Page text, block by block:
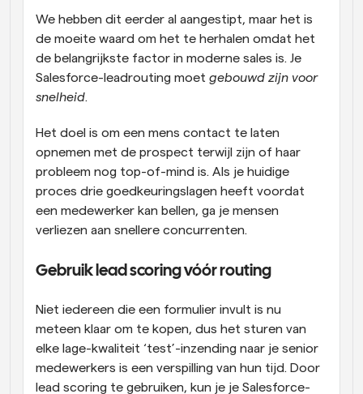
We hebben dit eerder al aangestipt, maar het is
de moeite waard om het te herhalen omdat het
de belangrijkste factor in moderne sales is. Je
Salesforce-leadrouting moet gebouwd zijn voor
snelheid.
Het doel is om een mens contact te laten
opnemen met de prospect terwijl zijn of haar
probleem nog top-of-mind is. Als je huidige
proces drie goedkeuringslagen heeft voordat
een medewerker kan bellen, ga je mensen
verliezen aan snellere concurrenten.
Gebruik lead scoring vóór routing
Niet iedereen die een formulier invult is nu
meteen klaar om te kopen, dus het sturen van
elke lage-kwaliteit ‘test’-inzending naar je senior
medewerkers is een verspilling van hun tijd. Door
lead scoring te gebruiken, kun je je Salesforce-